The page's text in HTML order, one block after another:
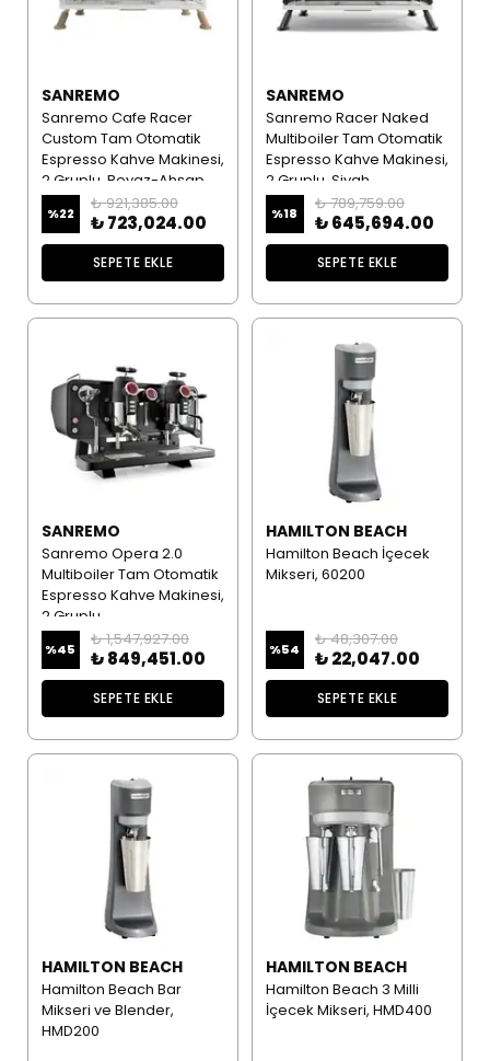
SANREMO
Sanremo Cafe Racer
Custom Tam Otomatik
Espresso Kahve Makinesi,
2 Gruplu, Beyaz-Ahşap
%22
₺ 921,385.00
₺ 723,024.00
SEPETE EKLE
SANREMO
Sanremo Racer Naked
Multiboiler Tam Otomatik
Espresso Kahve Makinesi,
2 Gruplu, Siyah
%18
₺ 789,759.00
₺ 645,694.00
SEPETE EKLE
SANREMO
Sanremo Opera 2.0
Multiboiler Tam Otomatik
Espresso Kahve Makinesi,
2 Gruplu
%45
₺ 1,547,927.00
₺ 849,451.00
SEPETE EKLE
HAMILTON BEACH
Hamilton Beach İçecek
Mikseri, 60200
%54
₺ 48,307.00
₺ 22,047.00
SEPETE EKLE
HAMILTON BEACH
Hamilton Beach Bar
Mikseri ve Blender,
HMD200
HAMILTON BEACH
Hamilton Beach 3 Milli
İçecek Mikseri, HMD400